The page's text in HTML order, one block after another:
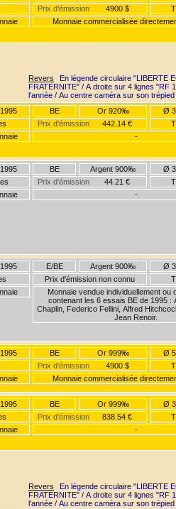
Prix d'émission 4900 $
Monnaie commercialisée
Revers
En légende circulaire "LIBERTE
FRATERNITE" / A droite sur 4 lignes "RF
l'année / Au centre caméra sur son trépied
1995 BE Or 920‰ Ø
Prix d'émission 442.14 €
-
1995 BE Argent 900‰ Ø
Prix d'émission 44.21 €
-
1995 E/BE Argent 900‰ Ø
Prix d'émission non connu
Monnaie vendue individuellement ou
contenant les 6 essais BE de 1995 :
Chaplin, Federico Fellini, Alfred
Jean Renoir.
1995 BE Or 999‰ Ø
Prix d'émission 4900 $
Monnaie commercialisée
1995 BE Or 999‰ Ø
Prix d'émission 838.54 €
-
Revers
En légende circulaire "LIBERTE
FRATERNITE" / A droite sur 4 lignes "RF
l'année / Au centre caméra sur son trépied